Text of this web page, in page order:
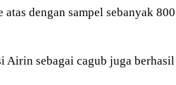
dengan sampel sebanyak
sebagai cagub juga